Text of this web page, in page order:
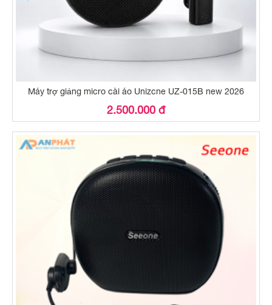
Máy trợ giảng micro cài áo Unizcne UZ-015B new 2026
2.500.000 đ